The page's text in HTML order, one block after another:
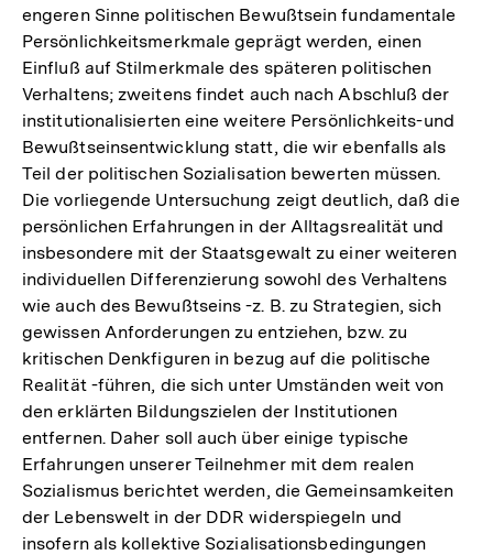
engeren Sinne politischen Bewußtsein fundamentale
Persönlichkeitsmerkmale geprägt werden, einen
Einfluß auf Stilmerkmale des späteren politischen
Verhaltens; zweitens findet auch nach Abschluß der
institutionalisierten eine weitere Persönlichkeits-und
Bewußtseinsentwicklung statt, die wir ebenfalls als
Teil der politischen Sozialisation bewerten müssen.
Die vorliegende Untersuchung zeigt deutlich, daß die
persönlichen Erfahrungen in der Alltagsrealität und
insbesondere mit der Staatsgewalt zu einer weiteren
individuellen Differenzierung sowohl des Verhaltens
wie auch des Bewußtseins -z. B. zu Strategien, sich
gewissen Anforderungen zu entziehen, bzw. zu
kritischen Denkfiguren in bezug auf die politische
Realität -führen, die sich unter Umständen weit von
den erklärten Bildungszielen der Institutionen
entfernen. Daher soll auch über einige typische
Erfahrungen unserer Teilnehmer mit dem realen
Sozialismus berichtet werden, die Gemeinsamkeiten
der Lebenswelt in der DDR widerspiegeln und
insofern als kollektive Sozialisationsbedingungen